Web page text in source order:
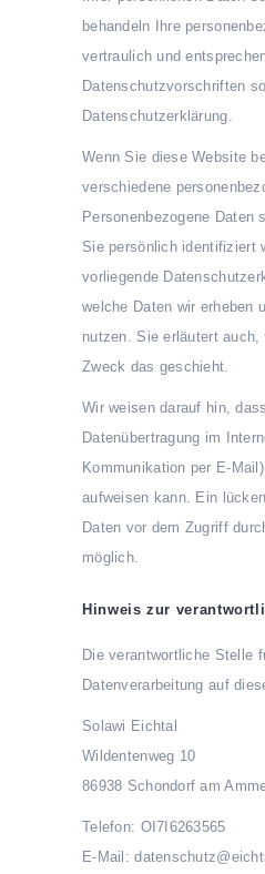
behandeln Ihre
vertraulich und
Datenschutzvorschriften
Datenschutzerklärung.
Wenn Sie diese Website
verschiedene
Personenbezogene Daten
Sie persönlich identifiziert
vorliegende
welche Daten wir erheben
nutzen. Sie erläutert auch,
Zweck das geschieht.
Wir weisen darauf hin,
Datenübertragung im
Kommunikation per E-
aufweisen kann. Ein
Daten vor dem Zugriff
möglich.
Hinweis zur
Die verantwortliche Stelle
Datenverarbeitung auf
Solawi Eichtal
Wildentenweg 10
86938 Schondorf am
Telefon: OI7I6263565
E-Mail: